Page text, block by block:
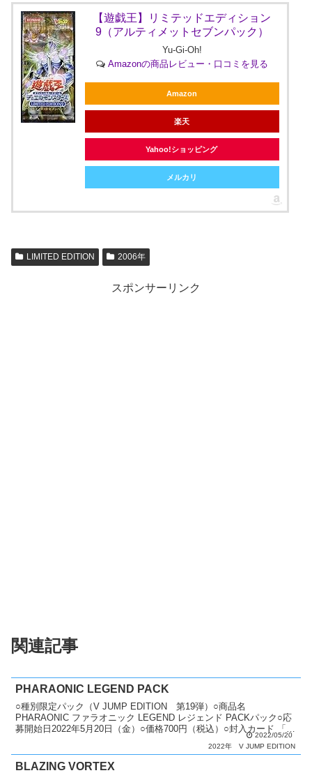
【遊戯王】リミテッドエディション
9（アルティメットセブンパック）
Yu-Gi-Oh!
Amazonの商品レビュー・口コミを見る
Amazon
楽天
Yahoo!ショッピング
メルカリ
LIMITED EDITION 2006年
スポンサーリンク
関連記事
PHARAONIC LEGEND PACK
○種別限定パック（V JUMP EDITION 第19弾）○商品名
PHARAONIC ファラオニック LEGEND レジェンド PACKパック○応
募開始日2022年5月20日（金）○価格700円（税込）○封入カード 「フ
2022/05/20
2022年
V JUMP EDITION
BLAZING VORTEX